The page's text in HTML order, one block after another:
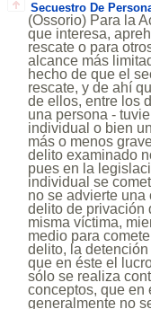
Secuestro De
(Ossorio) Para la
que interesa,
rescate o para
alcance más
hecho de que el
rescate, y de ahí
de ellos, entre los
una persona -
individual o bien
más o menos
delito examinado
pues en la
individual se
no se advierte
delito de privación
misma víctima,
medio para
delito, la
que en éste el
sólo se realiza
conceptos, que en
generalmente no